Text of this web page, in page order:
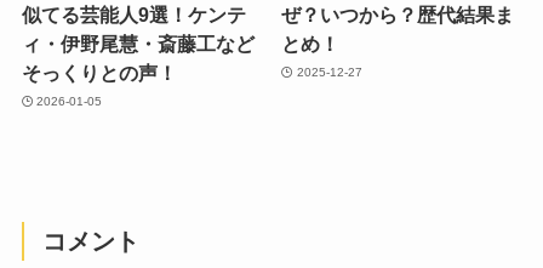
似てる芸能人9選！ケンテ
ィ・伊野尾慧・斎藤工など
そっくりとの声！
2026-01-05
ぜ？いつから？歴代結果ま
とめ！
2025-12-27
コメント